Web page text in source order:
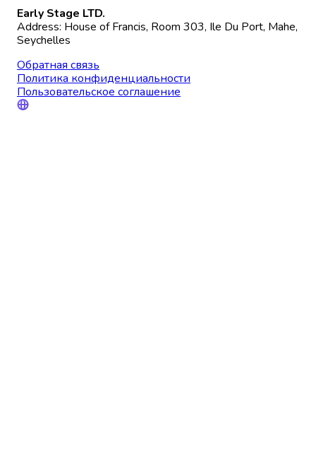
Early Stage LTD.
Address: House of Francis, Room 303, Ile Du Port, Mahe,
Seychelles
Обратная связь
Политика конфиденциальности
Пользовательское соглашение